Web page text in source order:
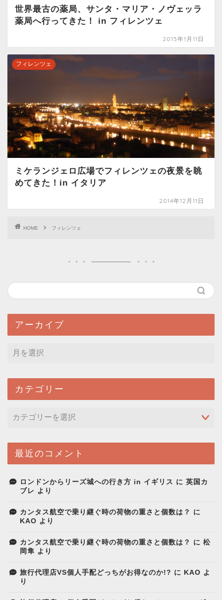
世界最古の薬局、サンタ・マリア・ノヴェッラ
薬局へ行ってきた！ in フィレンツェ
2015年1月11日
フィレンツェ
ミケランジェロ広場でフィレンツェの夜景を眺
めてきた！in イタリア
2014年12月11日
HOME フィレンツェ
アーカイブ
カテゴリー
最近のコメント
ロンドンからリーズ城への行き方 in イギリス に 英国カ
ブレ より
カンタス航空で乗り継ぐ時の荷物の重さと個数は？
に
KAO より
カンタス航空で乗り継ぐ時の荷物の重さと個数は？ に 松
岡隼 より
旅行代理店VS個人手配どっちがお得なのか!? に KAO よ
り